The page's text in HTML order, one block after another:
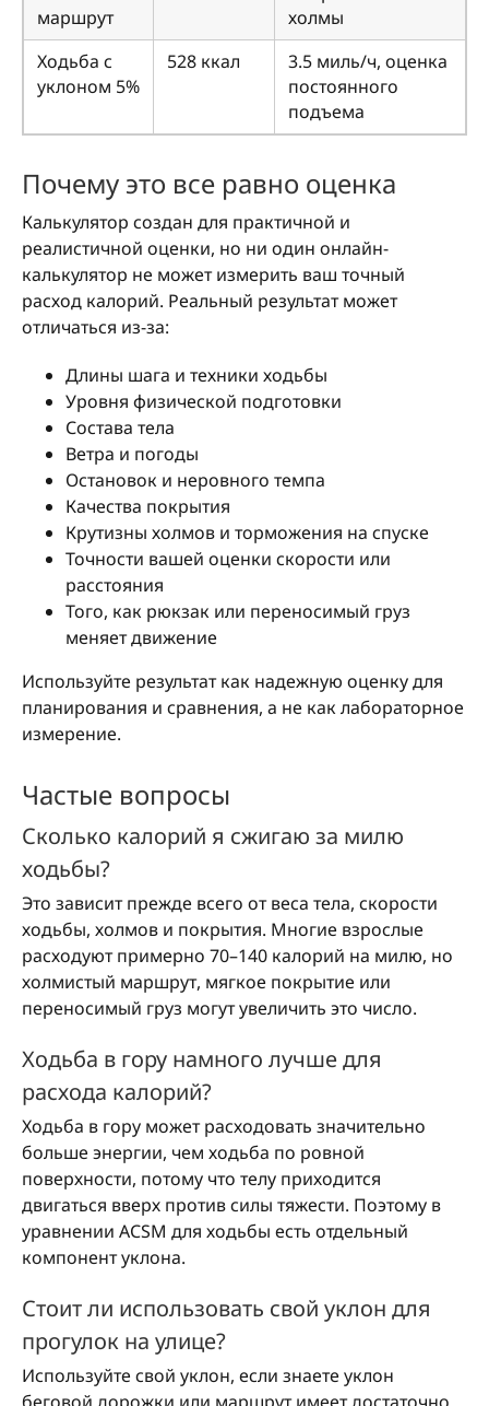
маршрут
холмы
Ходьба с
уклоном 5%
528 ккал
3.5 миль/ч, оценка
постоянного
подъема
Почему это все равно оценка
Калькулятор создан для практичной и
реалистичной оценки, но ни один онлайн-
калькулятор не может измерить ваш точный
расход калорий. Реальный результат может
отличаться из-за:
Длины шага и техники ходьбы
Уровня физической подготовки
Состава тела
Ветра и погоды
Остановок и неровного темпа
Качества покрытия
Крутизны холмов и торможения на спуске
Точности вашей оценки скорости или
расстояния
Того, как рюкзак или переносимый груз
меняет движение
Используйте результат как надежную оценку для
планирования и сравнения, а не как лабораторное
измерение.
Частые вопросы
Сколько калорий я сжигаю за милю
ходьбы?
Это зависит прежде всего от веса тела, скорости
ходьбы, холмов и покрытия. Многие взрослые
расходуют примерно 70–140 калорий на милю, но
холмистый маршрут, мягкое покрытие или
переносимый груз могут увеличить это число.
Ходьба в гору намного лучше для
расхода калорий?
Ходьба в гору может расходовать значительно
больше энергии, чем ходьба по ровной
поверхности, потому что телу приходится
двигаться вверх против силы тяжести. Поэтому в
уравнении ACSM для ходьбы есть отдельный
компонент уклона.
Стоит ли использовать свой уклон для
прогулок на улице?
Используйте свой уклон, если знаете уклон